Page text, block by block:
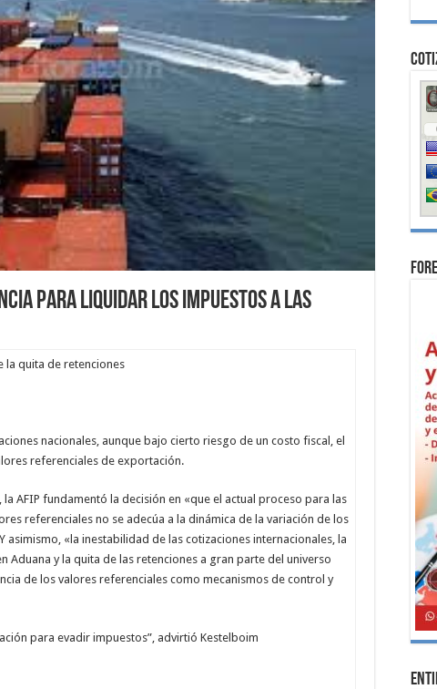
para liquidar los impuestos a las
la quita de retenciones
nacionales, aunque bajo cierto riesgo de un costo fiscal, el
referenciales de exportación.
la AFIP fundamentó la decisión en «que el actual proceso para las
referenciales no se adecúa a la dinámica de la variación de los
«la inestabilidad de las cotizaciones internacionales, la
Aduana y la quita de las retenciones a gran parte del universo
de los valores referenciales como mecanismos de control y
para evadir impuestos”, advirtió Kestelboim